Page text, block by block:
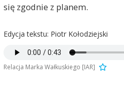
się zgodnie z planem.
Edycja tekstu: Piotr Kołodziejski
Relacja Marka Wałkuskiego [IAR]